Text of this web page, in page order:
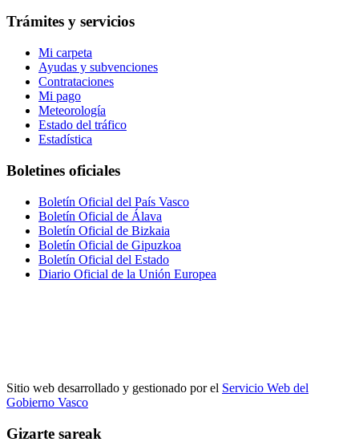
Trámites y servicios
Mi carpeta
Ayudas y subvenciones
Contrataciones
Mi pago
Meteorología
Estado del tráfico
Estadística
Boletines oficiales
Boletín Oficial del País Vasco
Boletín Oficial de Álava
Boletín Oficial de Bizkaia
Boletín Oficial de Gipuzkoa
Boletín Oficial del Estado
Diario Oficial de la Unión Europea
Sitio web desarrollado y gestionado por el Servicio Web del
Gobierno Vasco
Gizarte sareak